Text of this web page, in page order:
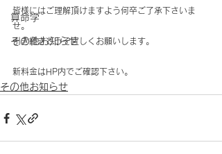
算命学
その他お知らせ
皆様にはご理解頂けますよう何卒ご了承下さいま
せ。
引き続きどうぞ宜しくお願いします。
新料金はHP内でご確認下さい。
その他お知らせ